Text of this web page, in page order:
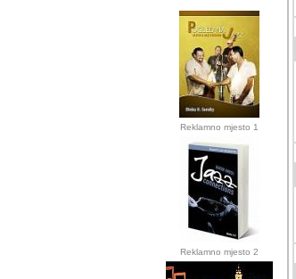
Reklamno mjesto 1
Reklamno mjesto 2